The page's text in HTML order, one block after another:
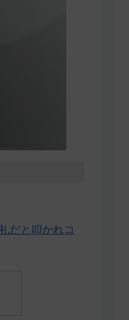
だと叩かれコ